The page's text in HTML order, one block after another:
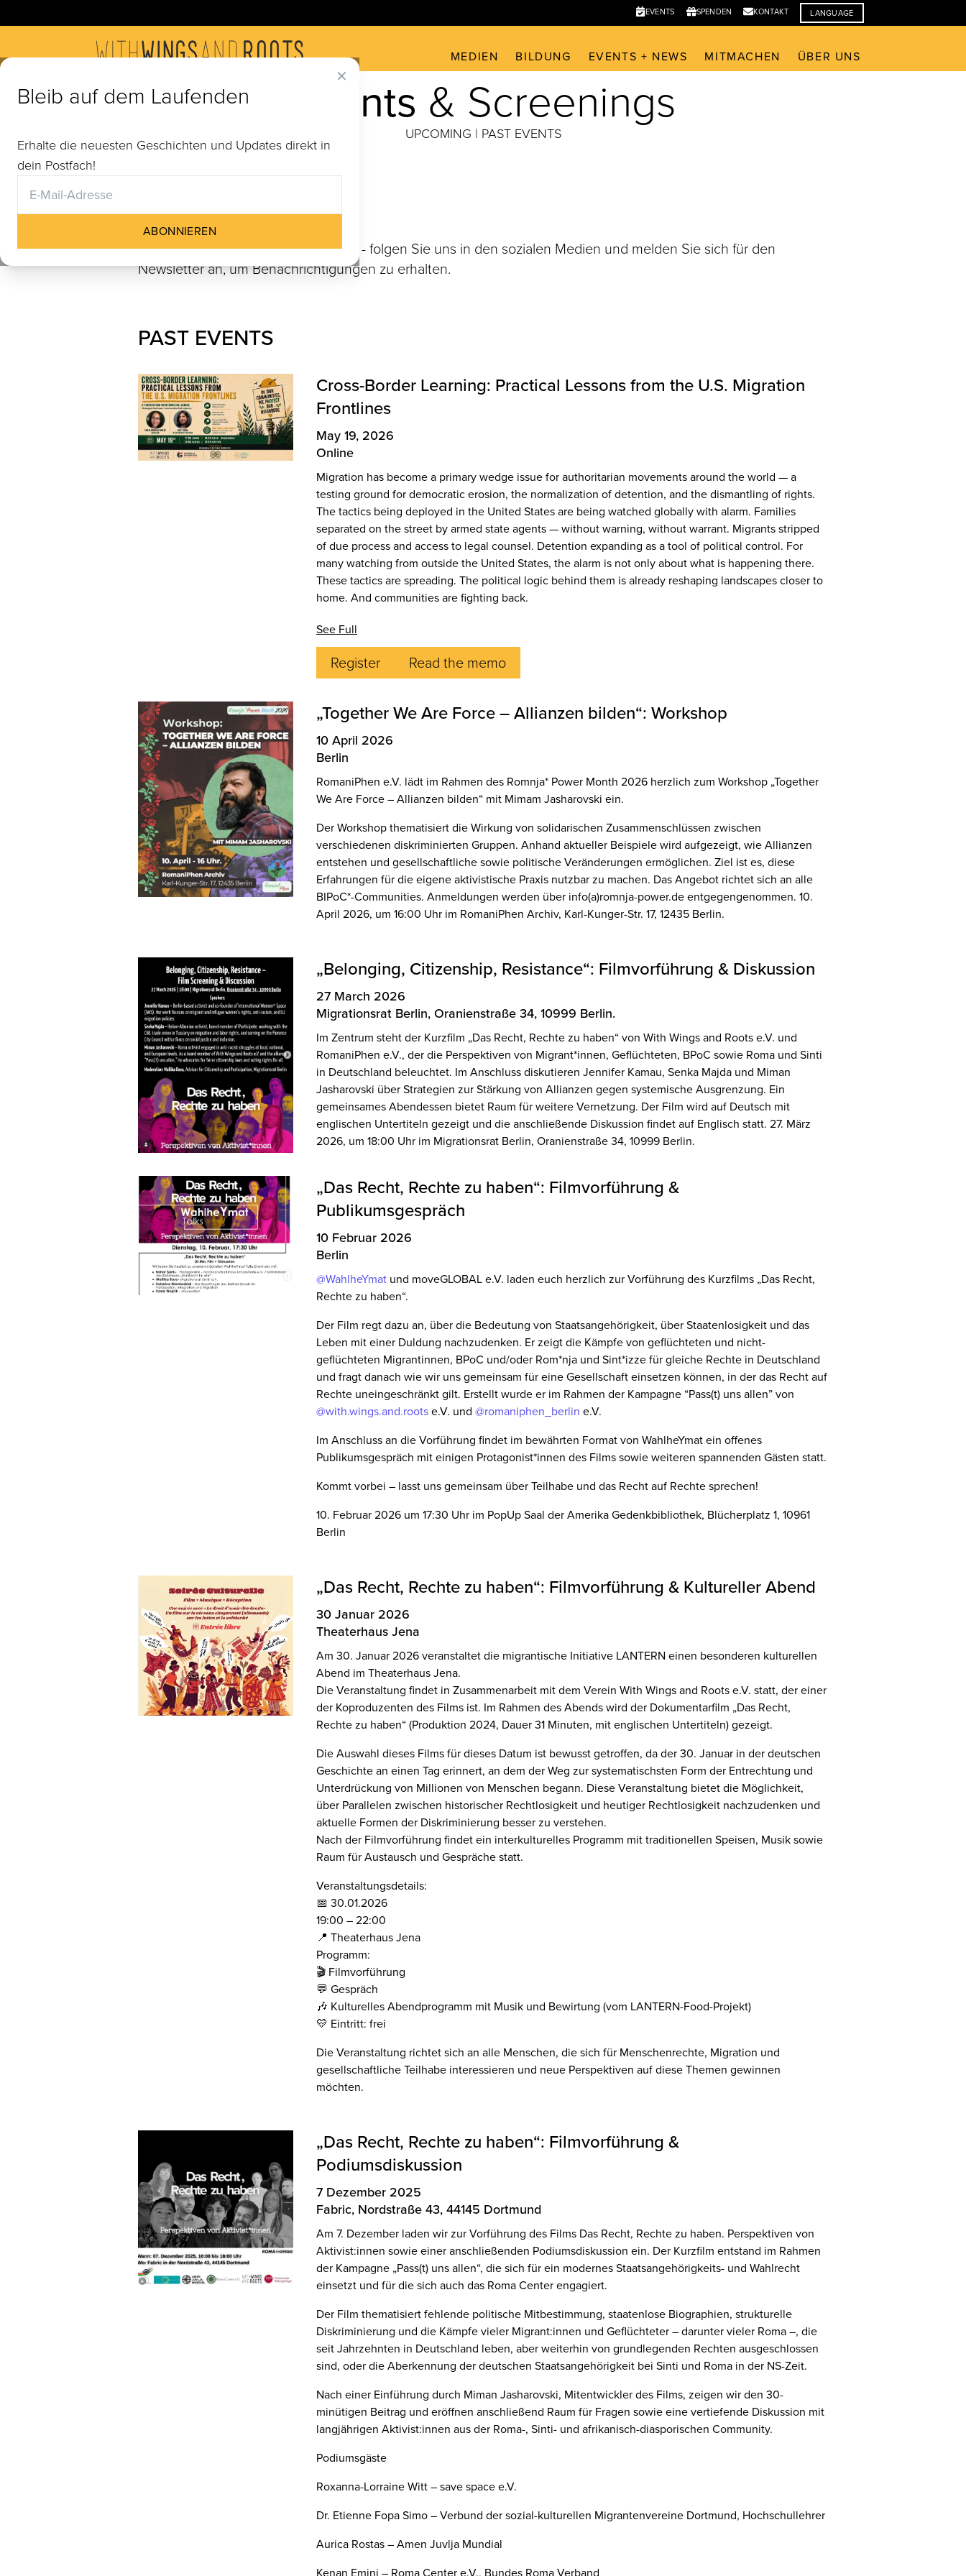
EVENTS SPENDEN KONTAKT LANGUAGE
MEDIEN BILDUNG EVENTS + NEWS MITMACHEN ÜBER UNS
✕
Bleib auf dem Laufenden
Erhalte die neuesten Geschichten und Updates direkt in
dein Postfach!
ABONNIEREN
Events & Screenings
UPCOMING | PAST EVENTS
Keine kommenden Veranstaltungen - folgen Sie uns in den sozialen Medien und melden Sie sich für den
Newsletter an, um Benachrichtigungen zu erhalten.
PAST EVENTS
Cross-Border Learning: Practical Lessons from the U.S. Migration
Frontlines
May 19, 2026
Online
Migration has become a primary wedge issue for authoritarian movements around the world — a
testing ground for democratic erosion, the normalization of detention, and the dismantling of rights.
The tactics being deployed in the United States are being watched globally with alarm. Families
separated on the street by armed state agents — without warning, without warrant. Migrants stripped
of due process and access to legal counsel. Detention expanding as a tool of political control. For
many watching from outside the United States, the alarm is not only about what is happening there.
These tactics are spreading. The political logic behind them is already reshaping landscapes closer to
home. And communities are fighting back.
See Full
Register Read the memo
„Together We Are Force – Allianzen bilden“: Workshop
10 April 2026
Berlin
RomaniPhen e.V. lädt im Rahmen des Romnja* Power Month 2026 herzlich zum Workshop „Together
We Are Force – Allianzen bilden“ mit Mimam Jasharovski ein.
Der Workshop thematisiert die Wirkung von solidarischen Zusammenschlüssen zwischen
verschiedenen diskriminierten Gruppen. Anhand aktueller Beispiele wird aufgezeigt, wie Allianzen
entstehen und gesellschaftliche sowie politische Veränderungen ermöglichen. Ziel ist es, diese
Erfahrungen für die eigene aktivistische Praxis nutzbar zu machen. Das Angebot richtet sich an alle
BIPoC*-Communities. Anmeldungen werden über info(a)romnja-power.de entgegengenommen. 10.
April 2026, um 16:00 Uhr im RomaniPhen Archiv, Karl-Kunger-Str. 17, 12435 Berlin.
„Belonging, Citizenship, Resistance“: Filmvorführung & Diskussion
27 March 2026
Migrationsrat Berlin, Oranienstraße 34, 10999 Berlin.
Im Zentrum steht der Kurzfilm „Das Recht, Rechte zu haben“ von With Wings and Roots e.V. und
RomaniPhen e.V., der die Perspektiven von Migrant*innen, Geflüchteten, BPoC sowie Roma und Sinti
in Deutschland beleuchtet. Im Anschluss diskutieren Jennifer Kamau, Senka Majda und Miman
Jasharovski über Strategien zur Stärkung von Allianzen gegen systemische Ausgrenzung. Ein
gemeinsames Abendessen bietet Raum für weitere Vernetzung. Der Film wird auf Deutsch mit
englischen Untertiteln gezeigt und die anschließende Diskussion findet auf Englisch statt. 27. März
2026, um 18:00 Uhr im Migrationsrat Berlin, Oranienstraße 34, 10999 Berlin.
„Das Recht, Rechte zu haben“: Filmvorführung &
Publikumsgespräch
10 Februar 2026
Berlin
@WahlheYmatund moveGLOBAL e.V. laden euch herzlich zur Vorführung des Kurzfilms „Das Recht,
Rechte zu haben“.
Der Film regt dazu an, über die Bedeutung von Staatsangehörigkeit, über Staatenlosigkeit und das
Leben mit einer Duldung nachzudenken. Er zeigt die Kämpfe von geflüchteten und nicht-
geflüchteten Migrantinnen, BPoC und/oder Rom*nja und Sint*izze für gleiche Rechte in Deutschland
und fragt danach wie wir uns gemeinsam für eine Gesellschaft einsetzen können, in der das Recht auf
Rechte uneingeschränkt gilt. Erstellt wurde er im Rahmen der Kampagne “Pass(t) uns allen” von
@with.wings.and.rootse.V. und @romaniphen_berlin e.V.
Im Anschluss an die Vorführung findet im bewährten Format von WahlheYmat ein offenes
Publikumsgespräch mit einigen Protagonist*innen des Films sowie weiteren spannenden Gästen statt.
Kommt vorbei – lasst uns gemeinsam über Teilhabe und das Recht auf Rechte sprechen!
10. Februar 2026 um 17:30 Uhr im PopUp Saal der Amerika Gedenkbibliothek, Blücherplatz 1, 10961
Berlin
„Das Recht, Rechte zu haben“: Filmvorführung & Kultureller Abend
30 Januar 2026
Theaterhaus Jena
Am 30. Januar 2026 veranstaltet die migrantische Initiative LANTERN einen besonderen kulturellen
Abend im Theaterhaus Jena.
Die Veranstaltung findet in Zusammenarbeit mit dem Verein With Wings and Roots e.V. statt, der einer
der Koproduzenten des Films ist. Im Rahmen des Abends wird der Dokumentarfilm „Das Recht,
Rechte zu haben“ (Produktion 2024, Dauer 31 Minuten, mit englischen Untertiteln) gezeigt.
Die Auswahl dieses Films für dieses Datum ist bewusst getroffen, da der 30. Januar in der deutschen
Geschichte an einen Tag erinnert, an dem der Weg zur systematischsten Form der Entrechtung und
Unterdrückung von Millionen von Menschen begann. Diese Veranstaltung bietet die Möglichkeit,
über Parallelen zwischen historischer Rechtlosigkeit und heutiger Rechtlosigkeit nachzudenken und
aktuelle Formen der Diskriminierung besser zu verstehen.
Nach der Filmvorführung findet ein interkulturelles Programm mit traditionellen Speisen, Musik sowie
Raum für Austausch und Gespräche statt.
Veranstaltungsdetails:
📅 30.01.2026
19:00 – 22:00
📍 Theaterhaus Jena
Programm:
🎬 Filmvorführung
💬 Gespräch
🎶 Kulturelles Abendprogramm mit Musik und Bewirtung (vom LANTERN-Food-Projekt)
💛 Eintritt: frei
Die Veranstaltung richtet sich an alle Menschen, die sich für Menschenrechte, Migration und
gesellschaftliche Teilhabe interessieren und neue Perspektiven auf diese Themen gewinnen
möchten.
„Das Recht, Rechte zu haben“: Filmvorführung &
Podiumsdiskussion
7 Dezember 2025
Fabric, Nordstraße 43, 44145 Dortmund
Am 7. Dezember laden wir zur Vorführung des Films Das Recht, Rechte zu haben. Perspektiven von
Aktivist:innen sowie einer anschließenden Podiumsdiskussion ein. Der Kurzfilm entstand im Rahmen
der Kampagne „Pass(t) uns allen“, die sich für ein modernes Staatsangehörigkeits- und Wahlrecht
einsetzt und für die sich auch das Roma Center engagiert.
Der Film thematisiert fehlende politische Mitbestimmung, staatenlose Biographien, strukturelle
Diskriminierung und die Kämpfe vieler Migrant:innen und Geflüchteter – darunter vieler Roma –, die
seit Jahrzehnten in Deutschland leben, aber weiterhin von grundlegenden Rechten ausgeschlossen
sind, oder die Aberkennung der deutschen Staatsangehörigkeit bei Sinti und Roma in der NS-Zeit.
Nach einer Einführung durch Miman Jasharovski, Mitentwickler des Films, zeigen wir den 30-
minütigen Beitrag und eröffnen anschließend Raum für Fragen sowie eine vertiefende Diskussion mit
langjährigen Aktivist:innen aus der Roma-, Sinti- und afrikanisch-diasporischen Community.
Podiumsgäste
Roxanna-Lorraine Witt – save space e.V.
Dr. Etienne Fopa Simo – Verbund der sozial-kulturellen Migrantenvereine Dortmund, Hochschullehrer
Aurica Rostas – Amen Juvlja Mundial